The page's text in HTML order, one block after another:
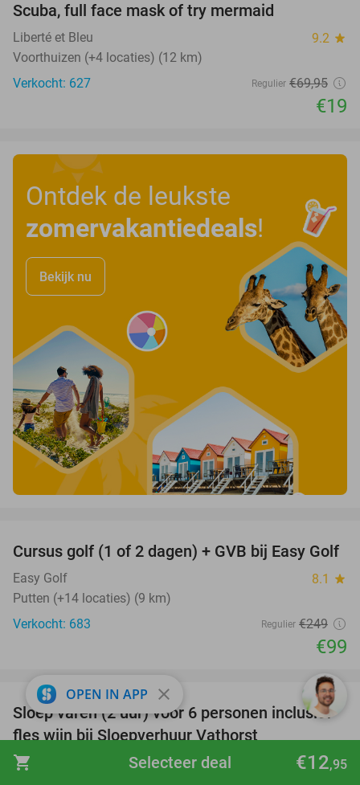
shopping_cart €12,95
Selecteer deal
Scuba, full face mask of try mermaid
Liberté et Bleu 9.2 star
Voorthuizen (+4 locaties) (12 km)
Verkocht: 627
Regulier €69,95
€19
Ontdek de leukste
zomervakantiedeals!
Bekijk nu
60%
Cursus golf (1 of 2 dagen) + GVB bij Easy Golf
Easy Golf 8.1 star
Putten (+14 locaties) (9 km)
Verkocht: 683
Regulier €249
€99
41%
favorite_border
Sloep varen (2 uur) voor 6 personen inclusief
fles wijn bij Sloepverhuur Vathorst
Sloepverhuur Vathorst 9.9 star
OPEN IN APP close